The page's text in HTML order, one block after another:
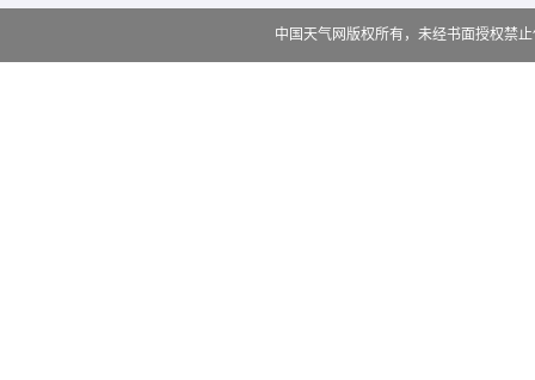
中国天气网版权所有，未经书面授权